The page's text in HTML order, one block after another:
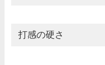
打感の硬さ